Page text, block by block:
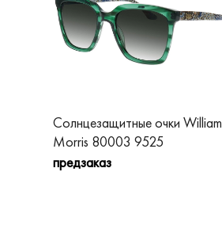
Солнцезащитные очки William
Morris 80003 9525
предзаказ